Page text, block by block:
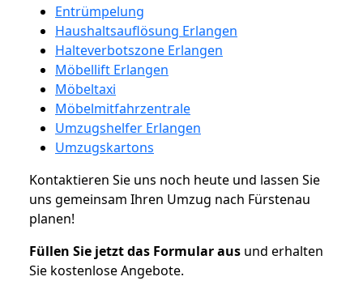
Entrümpelung
Haushaltsauflösung Erlangen
Halteverbotszone Erlangen
Möbellift Erlangen
Möbeltaxi
Möbelmitfahrzentrale
Umzugshelfer Erlangen
Umzugskartons
Kontaktieren Sie uns noch heute und lassen Sie
uns gemeinsam Ihren Umzug nach Fürstenau
planen!
Füllen Sie jetzt das Formular aus und erhalten
Sie kostenlose Angebote.